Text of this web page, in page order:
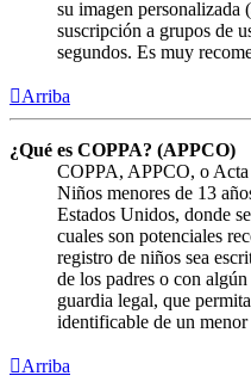
su imagen personalizada
suscripción a grupos de
segundos. Es muy
Arriba
¿Qué es COPPA? (APPCO)
COPPA, APPCO, o
Niños menores de 13
Estados Unidos, donde
cuales son potenciales
registro de niños sea
de los padres o con
guardia legal, que
identificable de un menor
Arriba